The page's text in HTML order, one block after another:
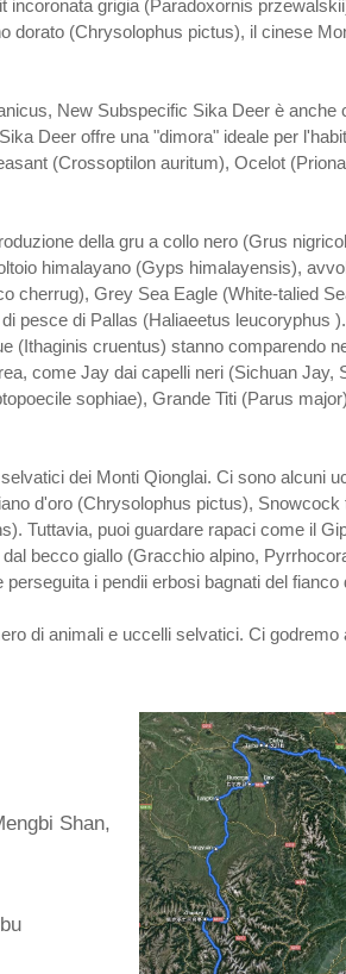
grigia (Paradoxornis
dorato (Chrysolophus pictus), il cinese
New Subspecific Sika Deer è
Deer offre una "dimora" ideale per
(Crossoptilon auritum), Ocelot
della gru a collo nero (Grus
himalayano (Gyps himalayensis),
Grey Sea Eagle (White-talied
pesce di Pallas (Haliaeetus leucoryphus
cruentus) stanno comparendo
come Jay dai capelli neri (Sichuan Jay,
sophiae), Grande Titi (Parus
dei Monti Qionglai. Ci sono alcuni
d'oro (Chrysolophus pictus), Snowcock
Tuttavia, puoi guardare rapaci come il
becco giallo (Gracchio alpino,
i pendii erbosi bagnati del fianco
di animali e uccelli selvatici. Ci
Shan,